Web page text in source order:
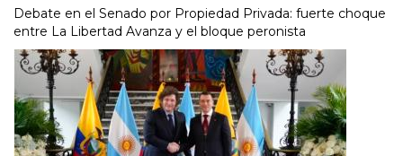
Debate en el Senado por Propiedad Privada: fuerte choque
entre La Libertad Avanza y el bloque peronista